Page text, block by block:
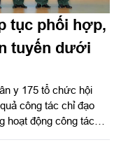
tục phối hợp,
tuyến dưới
y 175 tổ chức hội
công tác chỉ đạo
hoạt động công tác